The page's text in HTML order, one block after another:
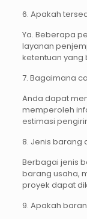
6. Apakah
Ya. Beberapa
layanan
ketentuan yang
7. Bagaimana
Anda dapat
memperoleh
estimasi
8. Jenis barang
Berbagai jenis
barang usaha,
proyek dapat
9. Apakah